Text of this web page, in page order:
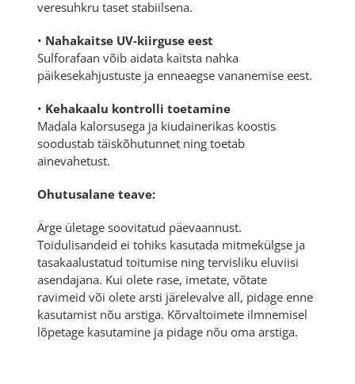
veresuhkru taset stabiilsena.
• Nahakaitse UV-kiirguse eest
Sulforafaan võib aidata kaitsta nahka
päikesekahjustuste ja enneaegse vananemise eest.
• Kehakaalu kontrolli toetamine
Madala kalorsusega ja kiudainerikas koostis
soodustab täiskõhutunnet ning toetab
ainevahetust.
Ohutusalane teave:
Ärge ületage soovitatud päevaannust.
Toidulisandeid ei tohiks kasutada mitmekülgse ja
tasakaalustatud toitumise ning tervisliku eluviisi
asendajana. Kui olete rase, imetate, võtate
ravimeid või olete arsti järelevalve all, pidage enne
kasutamist nõu arstiga. Kõrvaltoimete ilmnemisel
lõpetage kasutamine ja pidage nõu oma arstiga.